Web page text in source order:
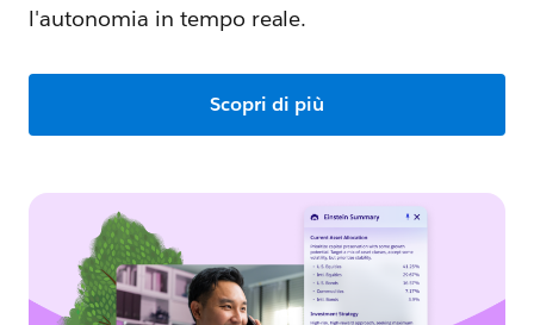
l'autonomia in tempo reale.
Scopri di più